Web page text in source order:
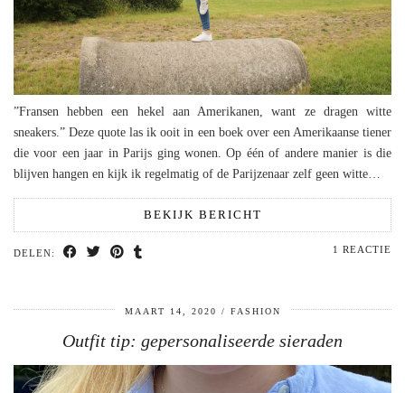
”Fransen hebben een hekel aan Amerikanen, want ze dragen witte
sneakers.” Deze quote las ik ooit in een boek over een Amerikaanse tiener
die voor een jaar in Parijs ging wonen. Op één of andere manier is die
blijven hangen en kijk ik regelmatig of de Parijzenaar zelf geen witte…
BEKIJK BERICHT
DELEN: 1 REACTIE
MAART 14, 2020 FASHION
Outfit tip: gepersonaliseerde sieraden